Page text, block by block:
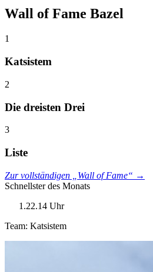
Wall of Fame Bazel
1
Katsistem
2
Die dreisten Drei
3
Liste
Zur vollständigen „Wall of Fame“ →
Schnellster des Monats
1.22.14 Uhr
Team: Katsistem